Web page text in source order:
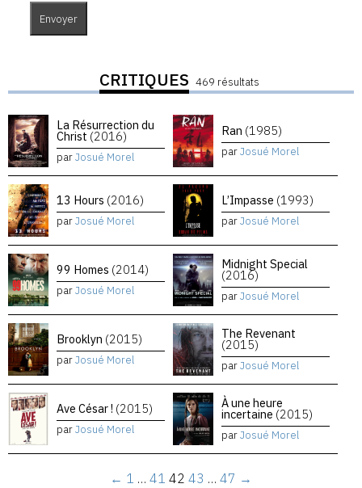
CRITIQUES 469 résultats
La Résurrection du
Christ (2016)
parJosué Morel
Ran (1985)
parJosué Morel
13 Hours (2016)
parJosué Morel
L’Impasse (1993)
parJosué Morel
99 Homes (2014)
parJosué Morel
Midnight Special
(2016)
parJosué Morel
Brooklyn (2015)
parJosué Morel
The Revenant
(2015)
parJosué Morel
Ave César ! (2015)
parJosué Morel
À une heure
incertaine (2015)
parJosué Morel
← 1 … 41 42 43 … 47 →